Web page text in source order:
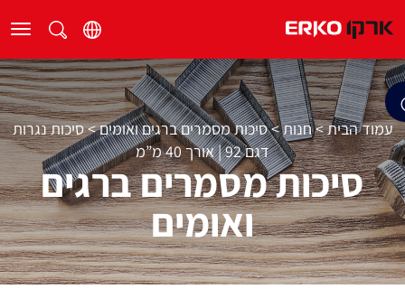
עמוד הבית>חנות>סיכות מסמרים ברגים ואומים>סיכות נגרות
דגם 92 | אורך 40 מ”מ
סיכות מסמרים ברגים
ואומים